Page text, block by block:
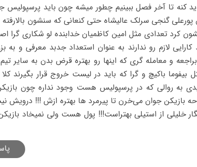
بازیکن بالای ۳۰ سال رو تمدید کنه تا آخر فصل ببینیم چطور میشه چون باید
پورعلی گنجی سرلک عالیشاه حتی کنعانی که سنشون
کرد تعدادی مثل امین کاظمیان خدابنده لو شکاری گرا
لازم رو ندارند به عنوان استعداد جدبد معرفی و به
و معامله گری که اینها رو بهتره قرض بدن به سایر
باکیچ و گرا که باید در لیست خروج قرار بگیرند کلا
به روالی که در پرسپولیس هست وجود نداره چون
بازیکن جوان می‌خرن تا پیرمرد ها بهتره ازش !!! درویش
خلیلی از استیلی بهتراست!!! پول هست ولی نمیخاد